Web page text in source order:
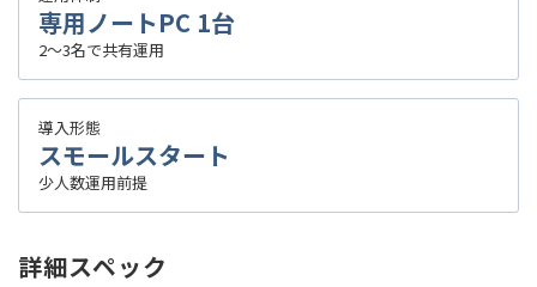
専用ノートPC 1台
2～3名で共有運用
導入形態
スモールスタート
少人数運用前提
詳細スペック